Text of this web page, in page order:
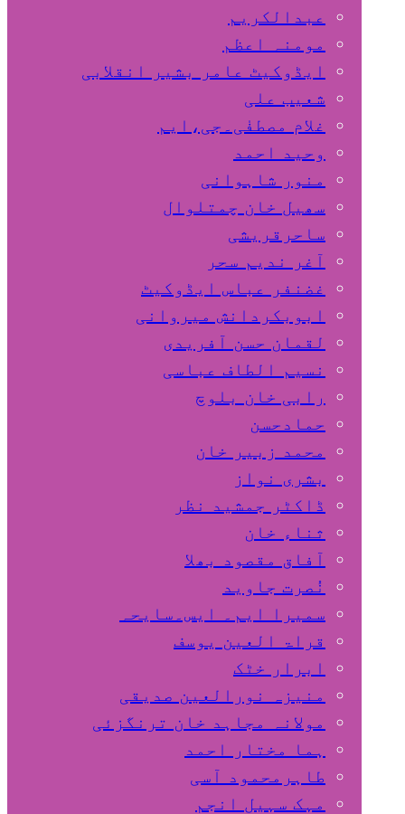
عبدالکریم
مومنہ اعظم
ایڈوکیٹ عامر بشیر انقلابی
شعیب علی
غلام مصطفٰی۔جی،ایم
وحید احمد
منور شاہوانی
سھیل خان چمتلوال
ساحرقریشی
آغر ندیم سحر
غضنفر عباس ایڈوکیٹ
ابوبکردانش میروانی
لقمان حسن آفریدی
نسیم الطاف عباسی
رابی خان بلوچ
حمادحسن
محمد زبیر خان
بشری نواز
ڈاکٹر جمشید نظر
ثناء خان
آفاق مقصود بھلا
نُصرت جاوید
سمیرا ایم۔ ایس۔سایحہ
قراۃ العین یوسف
ابرار خٹک
منیزہ نورالعین صدیقی
مولانہ مجاہد خان ترنگزئی
ہما مختار احمد
طاہرمحمود آسی
مہک سہیل انجم